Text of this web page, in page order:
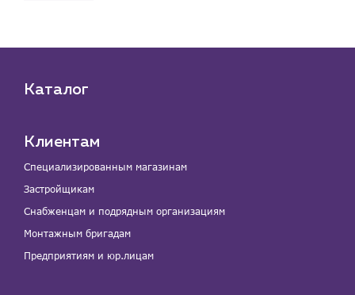
Каталог
Клиентам
Специализированным магазинам
Застройщикам
Снабженцам и подрядным организациям
Монтажным бригадам
Предприятиям и юр.лицам